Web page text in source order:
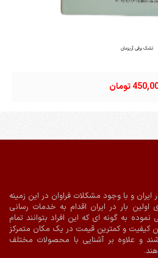
تشک برقی آریزمان
تومان
ارسال با پیک در شیراز
و با وجود مشکلات فراوان در این زمینه
اولین بار در ایران اقدام به خدمات رسانی
به گونه ای که این افراد بتوانند تمام
کیفیت و کمترین قیمت در یک مکان متمرکز
و علاوه بر آشنایی با محصولات مختلف